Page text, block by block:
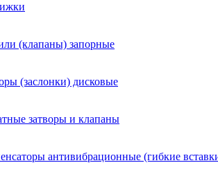
(клапаны) запорные
(заслонки) дисковые
затворы и клапаны
антивибрационные (гибкие